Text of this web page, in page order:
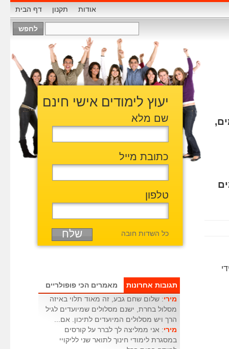
אודות תקנון דף הבית
יעוץ לימודים אישי חינם
שם מלא
כתובת מייל
טלפון
כל השדות חובה
תגובות אחרונות
מאמרים הכי פופולריים
מירי: שלום שחם גבע, זה מאוד תלוי באיזה
מסלול בחרת, ישנם מסלולים שמיועדים לגיל
הרך ויש מסלולים המיועדים לתיכון. אם...
מירי: אני ממליצה לך לברר על קורסים
במסגרת לימודי חינוך לתואר שני לליקויי